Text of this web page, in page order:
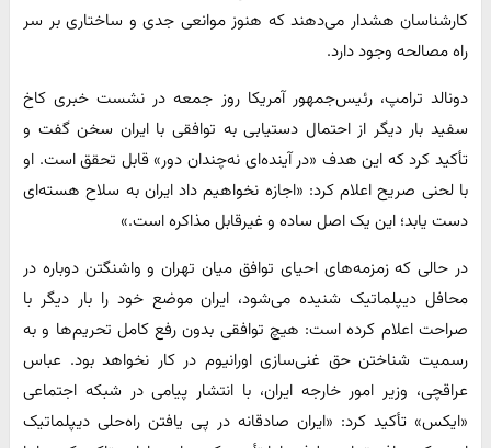
کارشناسان هشدار می‌دهند که هنوز موانعی جدی و ساختاری بر سر
راه مصالحه وجود دارد.
دونالد ترامپ، رئیس‌جمهور آمریکا روز جمعه در نشست خبری کاخ
سفید بار دیگر از احتمال دستیابی به توافقی با ایران سخن گفت و
تأکید کرد که این هدف «در آینده‌ای نه‌چندان دور» قابل تحقق است. او
با لحنی صریح اعلام کرد: «اجازه نخواهیم داد ایران به سلاح هسته‌ای
دست یابد؛ این یک اصل ساده و غیرقابل مذاکره است.»
در حالی که زمزمه‌های احیای توافق میان تهران و واشنگتن دوباره در
محافل دیپلماتیک شنیده می‌شود، ایران موضع خود را بار دیگر با
صراحت اعلام کرده است: هیچ توافقی بدون رفع کامل تحریم‌ها و به
رسمیت شناختن حق غنی‌سازی اورانیوم در کار نخواهد بود. عباس
عراقچی، وزیر امور خارجه ایران، با انتشار پیامی در شبکه اجتماعی
«ایکس» تأکید کرد: «ایران صادقانه در پی یافتن راه‌حلی دیپلماتیک